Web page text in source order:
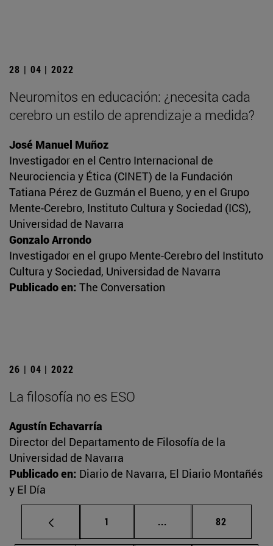
28 | 04 | 2022
Neuromitos en educación: ¿necesita cada
cerebro un estilo de aprendizaje a medida?
José Manuel Muñoz
Investigador en el Centro Internacional de
Neurociencia y Ética (CINET) de la Fundación
Tatiana Pérez de Guzmán el Bueno, y en el Grupo
Mente-Cerebro, Instituto Cultura y Sociedad (ICS),
Universidad de Navarra
Gonzalo Arrondo
Investigador en el grupo Mente-Cerebro del Instituto
Cultura y Sociedad, Universidad de Navarra
Publicado en: The Conversation
26 | 04 | 2022
La filosofía no es ESO
Agustín Echavarría
Director del Departamento de Filosofía de la
Universidad de Navarra
Publicado en: Diario de Navarra, El Diario Montañés
y El Día
Página
1 ... Páginas intermedias
Página
82